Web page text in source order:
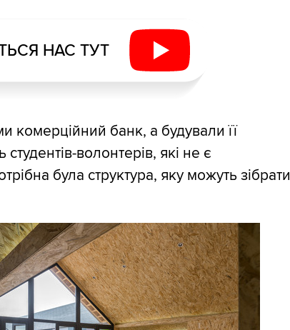
НАС ТУТ
комерційний банк, а будували її
волонтерів, які не є
була структура, яку можуть зібрати